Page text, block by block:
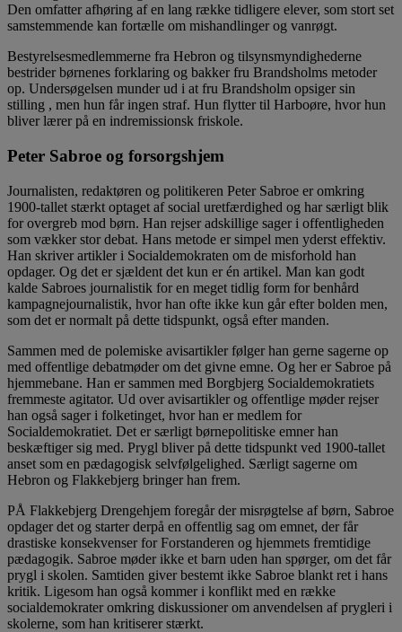
Den omfatter afhøring af en lang række tidligere elever, som stort set
samstemmende kan fortælle om mishandlinger og vanrøgt.
Bestyrelsesmedlemmerne fra Hebron og tilsynsmyndighederne
bestrider børnenes forklaring og bakker fru Brandsholms metoder
op. Undersøgelsen munder ud i at fru Brandsholm opsiger sin
stilling , men hun får ingen straf. Hun flytter til Harboøre, hvor hun
bliver lærer på en indremissionsk friskole.
Peter Sabroe og forsorgshjem
Journalisten, redaktøren og politikeren Peter Sabroe er omkring
1900-tallet stærkt optaget af social uretfærdighed og har særligt blik
for overgreb mod børn. Han rejser adskillige sager i offentligheden
som vækker stor debat. Hans metode er simpel men yderst effektiv.
Han skriver artikler i Socialdemokraten om de misforhold han
opdager. Og det er sjældent det kun er én artikel. Man kan godt
kalde Sabroes journalistik for en meget tidlig form for benhård
kampagnejournalistik, hvor han ofte ikke kun går efter bolden men,
som det er normalt på dette tidspunkt, også efter manden.
Sammen med de polemiske avisartikler følger han gerne sagerne op
med offentlige debatmøder om det givne emne. Og her er Sabroe på
hjemmebane. Han er sammen med Borgbjerg Socialdemokratiets
fremmeste agitator. Ud over avisartikler og offentlige møder rejser
han også sager i folketinget, hvor han er medlem for
Socialdemokratiet. Det er særligt børnepolitiske emner han
beskæftiger sig med. Prygl bliver på dette tidspunkt ved 1900-tallet
anset som en pædagogisk selvfølgelighed. Særligt sagerne om
Hebron og Flakkebjerg bringer han frem.
PÅ Flakkebjerg Drengehjem foregår der misrøgtelse af børn, Sabroe
opdager det og starter derpå en offentlig sag om emnet, der får
drastiske konsekvenser for Forstanderen og hjemmets fremtidige
pædagogik. Sabroe møder ikke et barn uden han spørger, om det får
prygl i skolen. Samtiden giver bestemt ikke Sabroe blankt ret i hans
kritik. Ligesom han også kommer i konflikt med en række
socialdemokrater omkring diskussioner om anvendelsen af prygleri i
skolerne, som han kritiserer stærkt.